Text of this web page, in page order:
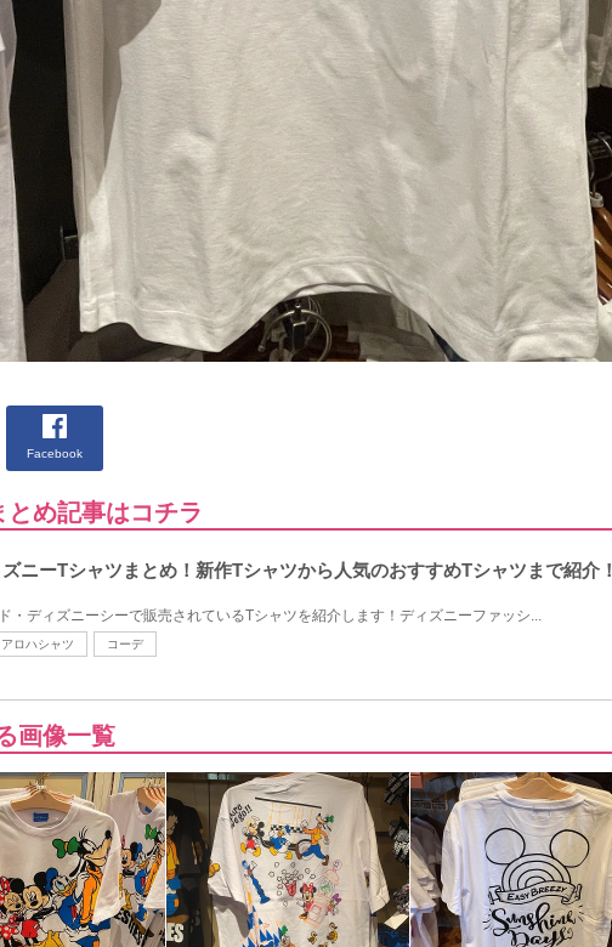
Facebook
とめ記事はコチラ
ズニーTシャツまとめ！新作Tシャツから人気のおすすめTシャツまで紹介！
・ディズニーシーで販売されているTシャツを紹介します！ディズニーファッシ...
アロハシャツ コーデ
画像一覧